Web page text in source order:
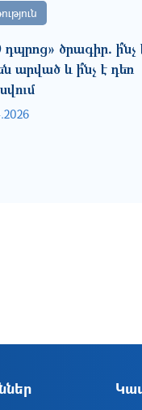
դպրոց» ծրագիր․ ի՞նչ
արված և ի՞նչ է դեռ